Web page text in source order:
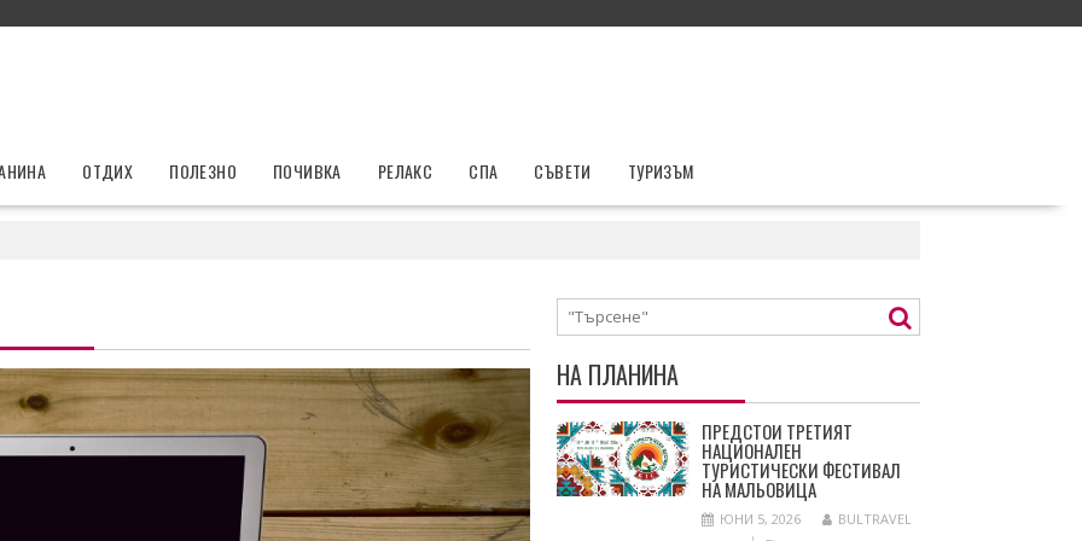
ОТДИХ ПОЛЕЗНО ПОЧИВКА РЕЛАКС СПА СЪВЕТИ ТУРИЗЪМ
НА ПЛАНИНА
ПРЕДСТОИ ТРЕТИЯТ
НАЦИОНАЛЕН
ТУРИСТИЧЕСКИ ФЕСТИВАЛ
НА МАЛЬОВИЦА
ЮНИ 5, 2026
BULTRAVEL